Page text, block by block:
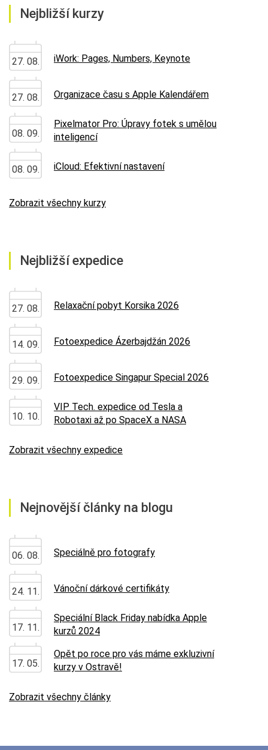
Nejbližší kurzy
27. 08. iWork: Pages, Numbers, Keynote
27. 08. Organizace času s Apple Kalendářem
08. 09.
Pixelmator Pro: Úpravy fotek s umělou
inteligencí
08. 09. iCloud: Efektivní nastavení
Zobrazit všechny kurzy
Nejbližší expedice
27. 08. Relaxační pobyt Korsika 2026
14. 09. Fotoexpedice Ázerbajdžán 2026
29. 09. Fotoexpedice Singapur Special 2026
10. 10.
VIP Tech. expedice od Tesla a
Robotaxi až po SpaceX a NASA
Zobrazit všechny expedice
Nejnovější články na blogu
06. 08. Speciálně pro fotografy
24. 11. Vánoční dárkové certifikáty
17. 11.
Speciální Black Friday nabídka Apple
kurzů 2024
17. 05.
Opět po roce pro vás máme exkluzivní
kurzy v Ostravě!
Zobrazit všechny články